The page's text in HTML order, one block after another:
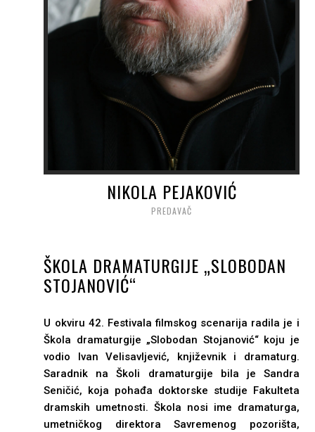
NIKOLA PEJAKOVIĆ
PREDAVAČ
ŠKOLA DRAMATURGIJE „SLOBODAN
STOJANOVIĆ“
U okviru 42. Festivala filmskog scenarija radila je i
Škola dramaturgije „Slobodan Stojanović“ koju je
vodio Ivan Velisavljević, književnik i dramaturg.
Saradnik na Školi dramaturgije bila je Sandra
Seničić, koja pohađa doktorske studije Fakulteta
dramskih umetnosti. Škola nosi ime dramaturga,
umetničkog direktora Savremenog pozorišta,